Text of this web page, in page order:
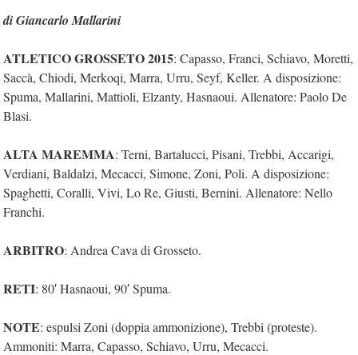
di Giancarlo Mallarini
ATLETICO GROSSETO 2015: Capasso, Franci, Schiavo, Moretti,
Saccà, Chiodi, Merkoqi, Marra, Urru, Seyf, Keller. A disposizione:
Spuma, Mallarini, Mattioli, Elzanty, Hasnaoui. Allenatore: Paolo De
Blasi.
ALTA MAREMMA: Terni, Bartalucci, Pisani, Trebbi, Accarigi,
Verdiani, Baldalzi, Mecacci, Simone, Zoni, Poli. A disposizione:
Spaghetti, Coralli, Vivi, Lo Re, Giusti, Bernini. Allenatore: Nello
Franchi.
ARBITRO: Andrea Cava di Grosseto.
RETI: 80′ Hasnaoui, 90′ Spuma.
NOTE: espulsi Zoni (doppia ammonizione), Trebbi (proteste).
Ammoniti: Marra, Capasso, Schiavo, Urru, Mecacci.